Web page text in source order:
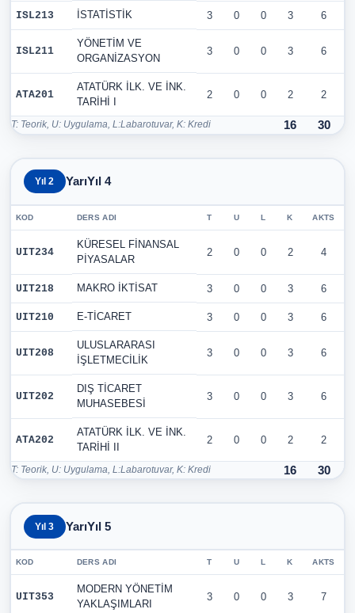
ISL213 İSTATİSTİK 3 0 0 3 6
ISL211
YÖNETİM VE
ORGANİZASYON
3 0 0 3 6
ATA201
ATATÜRK İLK. VE İNK.
TARİHİ I
2 0 0 2 2
T: Teorik, U: Uygulama, L:Labarotuvar, K: Kredi 16 30
Yıl 2 YarıYıl 4
KOD DERS ADI T U L K AKTS
UIT234
KÜRESEL FİNANSAL
PİYASALAR
2 0 0 2 4
UIT218 MAKRO İKTİSAT 3 0 0 3 6
UIT210 E-TİCARET 3 0 0 3 6
UIT208
ULUSLARARASI
İŞLETMECİLİK
3 0 0 3 6
UIT202
DIŞ TİCARET
MUHASEBESİ
3 0 0 3 6
ATA202
ATATÜRK İLK. VE İNK.
TARİHİ II
2 0 0 2 2
T: Teorik, U: Uygulama, L:Labarotuvar, K: Kredi 16 30
Yıl 3 YarıYıl 5
KOD DERS ADI T U L K AKTS
UIT353
MODERN YÖNETİM
YAKLAŞIMLARI
3 0 0 3 7